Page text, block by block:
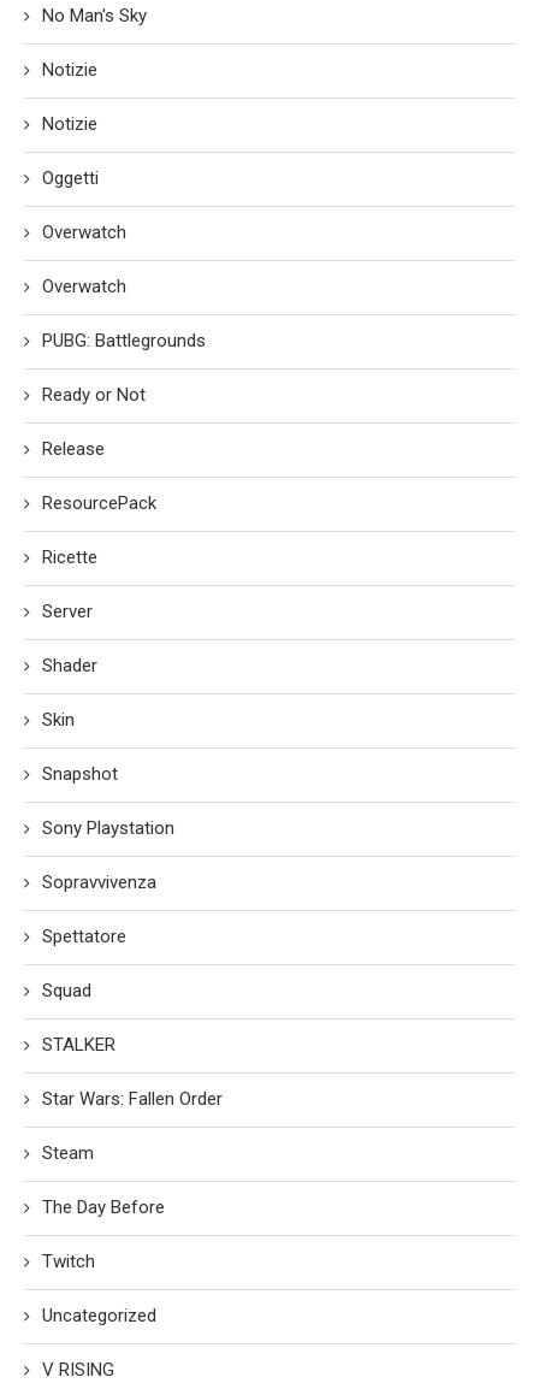
No Man's Sky
Notizie
Notizie
Oggetti
Overwatch
Overwatch
PUBG: Battlegrounds
Ready or Not
Release
ResourcePack
Ricette
Server
Shader
Skin
Snapshot
Sony Playstation
Sopravvivenza
Spettatore
Squad
STALKER
Star Wars: Fallen Order
Steam
The Day Before
Twitch
Uncategorized
V RISING